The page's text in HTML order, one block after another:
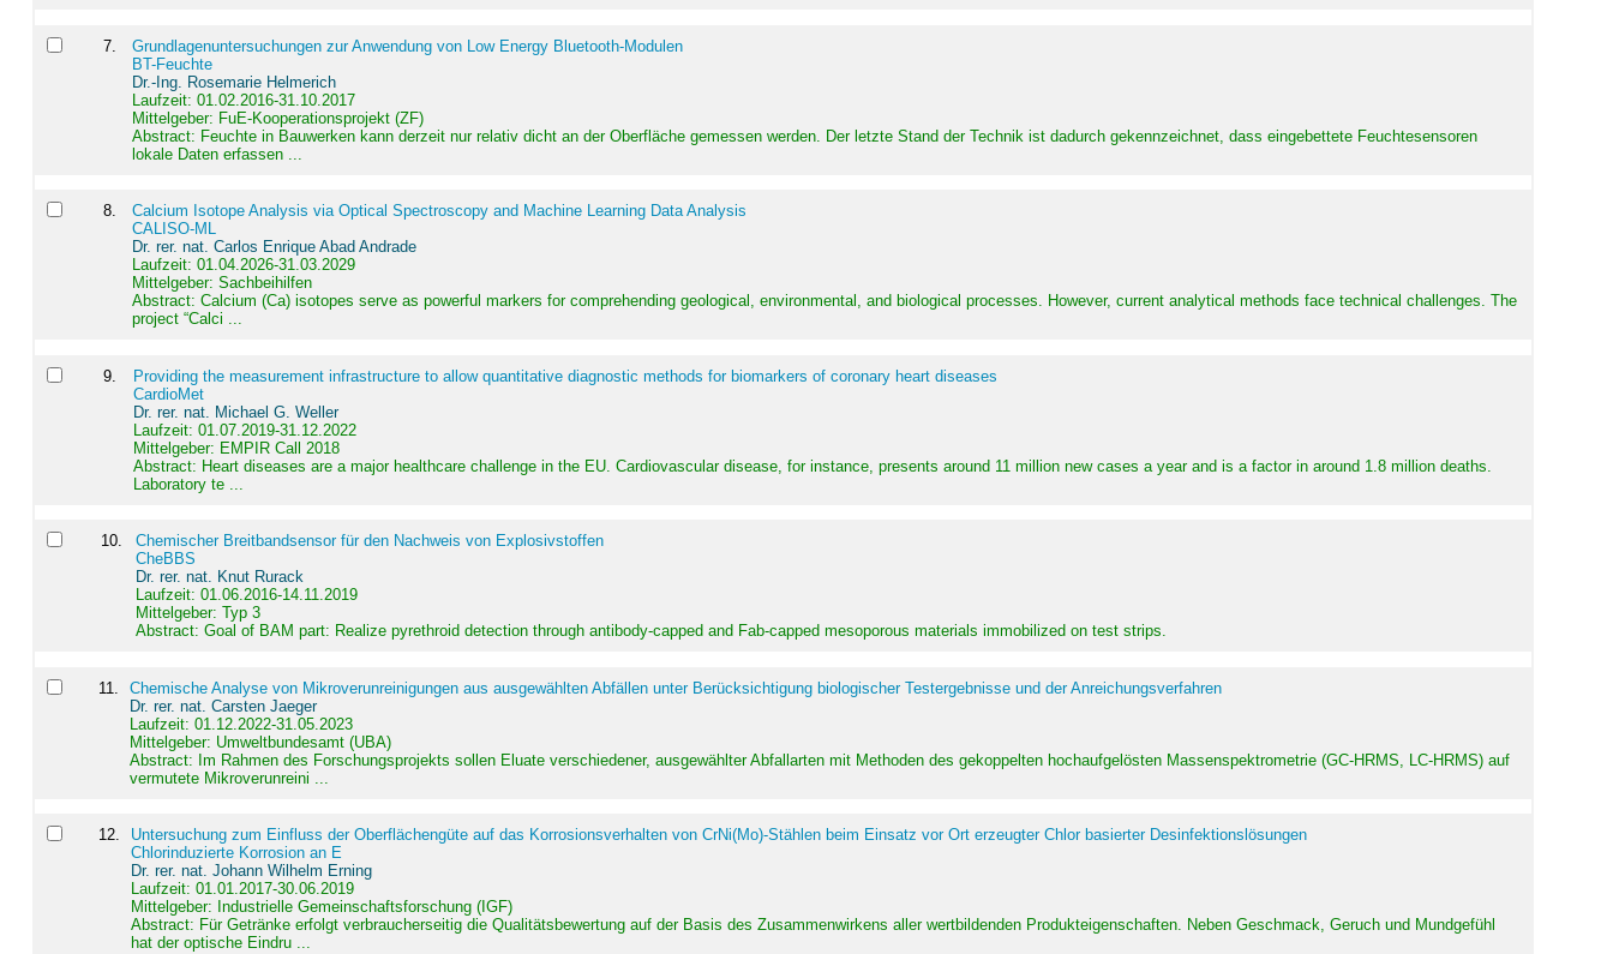
7.
Grundlagenuntersuchungen zur Anwendung von Low Energy Bluetooth-Modulen
BT-Feuchte
Dr.-Ing. Rosemarie Helmerich
Laufzeit: 01.02.2016-31.10.2017
Mittelgeber: FuE-Kooperationsprojekt (ZF)
Abstract: Feuchte in Bauwerken kann derzeit nur relativ dicht an der Oberfläche gemessen werden. Der letzte Stand der Technik ist dadurch gekennzeichnet, dass eingebettete Feuchtesensoren
lokale Daten erfassen ...
8.
Calcium Isotope Analysis via Optical Spectroscopy and Machine Learning Data Analysis
CALISO-ML
Dr. rer. nat. Carlos Enrique Abad Andrade
Laufzeit: 01.04.2026-31.03.2029
Mittelgeber: Sachbeihilfen
Abstract:Calcium (Ca) isotopes serve as powerful markers for comprehending geological, environmental, and biological processes. However, current analytical methods face technical challenges. The
project “Calci ...
9
Providing the measurement infrastructure to allow quantitative diagnostic methods for biomarkers of coronary heart diseases
CardioMet
Dr. rer. nat. Michael G. Weller
Laufzeit: 01.07.2019-31.12.2022
Mittelgeber: EMPIR Call 2018
Abstract: Heart diseases are a major healthcare challenge in the EU. Cardiovascular disease, for instance, presents around 11 million new cases a year and is a factor in around 1.8 million deaths.
Laboratory te ...
10.
Chemischer Breitbandsensor für den Nachweis von Explosivstoffen
CheBBS
Dr. rer. nat. Knut Rurack
Laufzeit: 01.06.2016-14.11.2019
Mittelgeber: Typ 3
Abstract:Goal of BAM part: Realize pyrethroid detection through antibody-capped and Fab-capped mesoporous materials immobilized on test strips.
11
Chemische Analyse von Mikroverunreinigungen aus ausgewählten Abfällen unter Berücksichtigung biologischer Testergebnisse und der Anreichungsverfahren
Dr. rer. nat. Carsten Jaeger
Laufzeit: 01.12.2022-31.05.2023
Mittelgeber: Umweltbundesamt (UBA)
Abstract: Im Rahmen des Forschungsprojekts sollen Eluate verschiedener, ausgewählter Abfallarten mit Methoden des gekoppelten hochaufgelösten Massenspektrometrie (GC-HRMS, LC-HRMS) auf
vermutete Mikroverunreini ...
12.
Untersuchung zum Einfluss der Oberflächengüte auf das Korrosionsverhalten von CrNi(Mo)-Stählen beim Einsatz vor Ort erzeugter Chlor basierter Desinfektionslösungen
Chlorinduzierte Korrosion an E
Dr. rer. nat. Johann Wilhelm Erning
Laufzeit: 01.01.2017-30.06.2019
Mittelgeber: Industrielle Gemeinschaftsforschung (IGF)
Abstract: Für Getränke erfolgt verbraucherseitig die Qualitätsbewertung auf der Basis des Zusammenwirkens aller wertbildenden Produkteigenschaften. Neben Geschmack, Geruch und Mundgefühl
hat der optische Eindru ...